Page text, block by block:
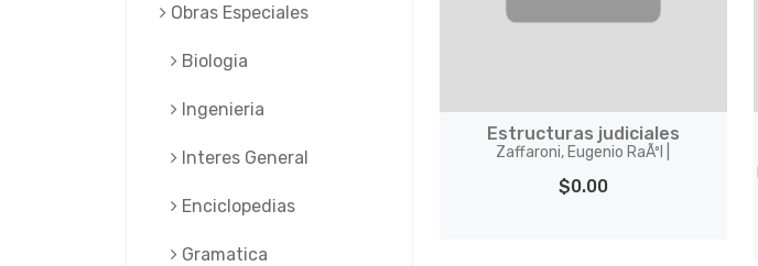
Estructuras judiciales
Zaffaroni, Eugenio RaÃºl |
$0.00
Obras Especiales
Biologia
Ingenieria
Interes General
Enciclopedias
Gramatica